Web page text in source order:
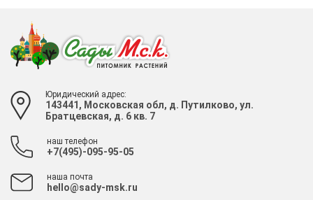
Юридический адрес:
143441, Московская обл, д. Путилково, ул.
Братцевская, д. 6 кв. 7
наш телефон
+7(495)-095-95-05
наша почта
hello@sady-msk.ru